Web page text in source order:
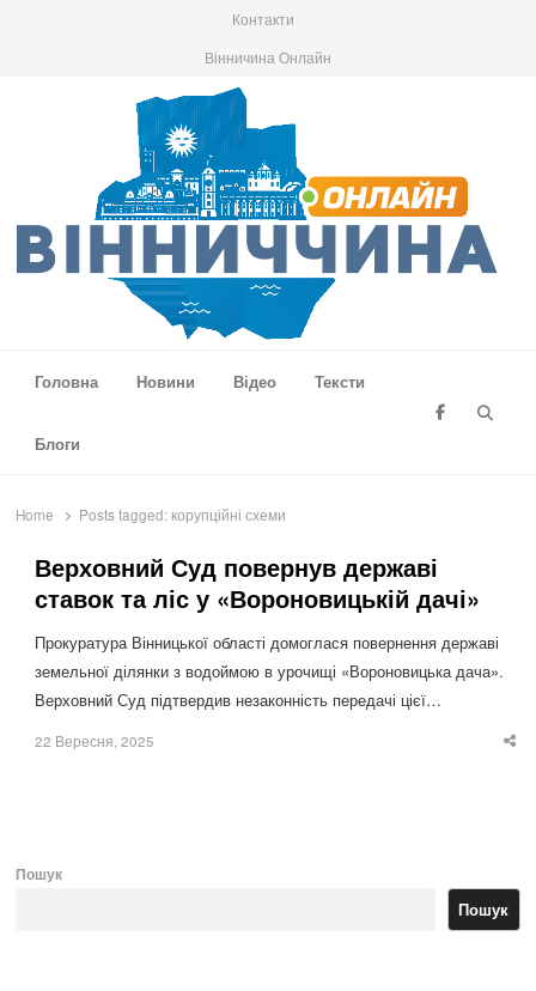
Контакти
Вінничина Онлайн
Головна
Новини Відео Тексти
Блоги
Home Posts tagged: корупційні схеми
Верховний Суд повернув державі
ставок та ліс у «Вороновицькій дачі»
Прокуратура Вінницької області домоглася повернення державі
земельної ділянки з водоймою в урочищі «Вороновицька дача».
Верховний Суд підтвердив незаконність передачі цієї…
22 Вересня, 2025
Пошук
Пошук